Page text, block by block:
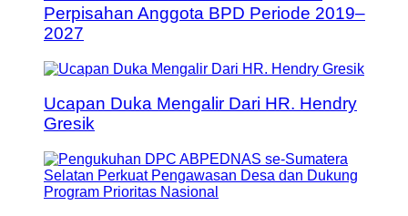
Perpisahan Anggota BPD Periode 2019–
2027
Ucapan Duka Mengalir Dari HR. Hendry
Gresik